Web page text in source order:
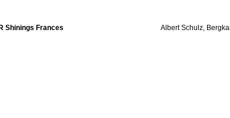
Shinings Frances Albert Schulz,